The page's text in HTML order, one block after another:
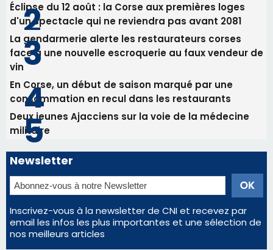
Éclipse du 12 août : la Corse aux premières loges
d'un spectacle qui ne reviendra pas avant 2081
La gendarmerie alerte les restaurateurs corses
face à une nouvelle escroquerie au faux vendeur de
vin
En Corse, un début de saison marqué par une
consommation en recul dans les restaurants
Deux jeunes Ajacciens sur la voie de la médecine
militaire
Newsletter
Inscrivez-vous à la newsletter de CNI et recevez par
email les infos les plus importantes et une sélection de
nos meilleurs articles